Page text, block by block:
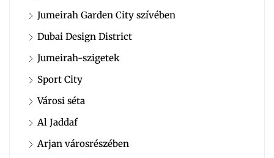
Jumeirah Garden City szívében
Dubai Design District
Jumeirah-szigetek
Sport City
Városi séta
Al Jaddaf
Arjan városrészében